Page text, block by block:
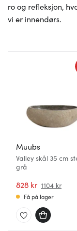
ro og refleksjon,
vi er innendørs.
Muubs
Valley skål 35 cm
grå
828 kr 1104 kr
Få på lager